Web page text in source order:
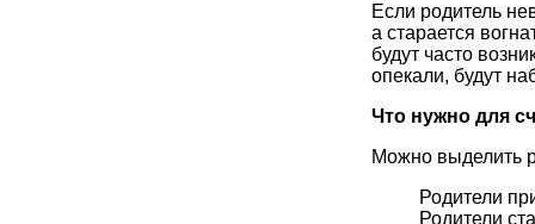
Если родитель
а старается
будут часто
опекали, будут
Что нужно для
Можно выделить
Родители
Родители